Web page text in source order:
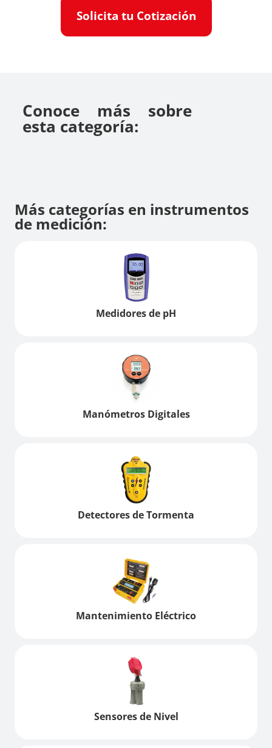
Solicita tu Cotización
Conoce más sobre
esta categoría:
Más categorías en instrumentos
de medición:
Medidores de pH
Manómetros Digitales
Detectores de Tormenta
Mantenimiento Eléctrico
Sensores de Nivel